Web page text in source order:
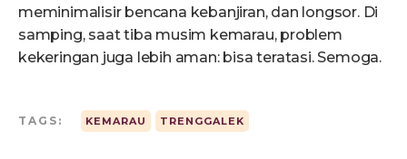
meminimalisir bencana kebanjiran, dan longsor. Di
samping, saat tiba musim kemarau, problem
kekeringan juga lebih aman: bisa teratasi. Semoga.
TAGS: KEMARAU TRENGGALEK